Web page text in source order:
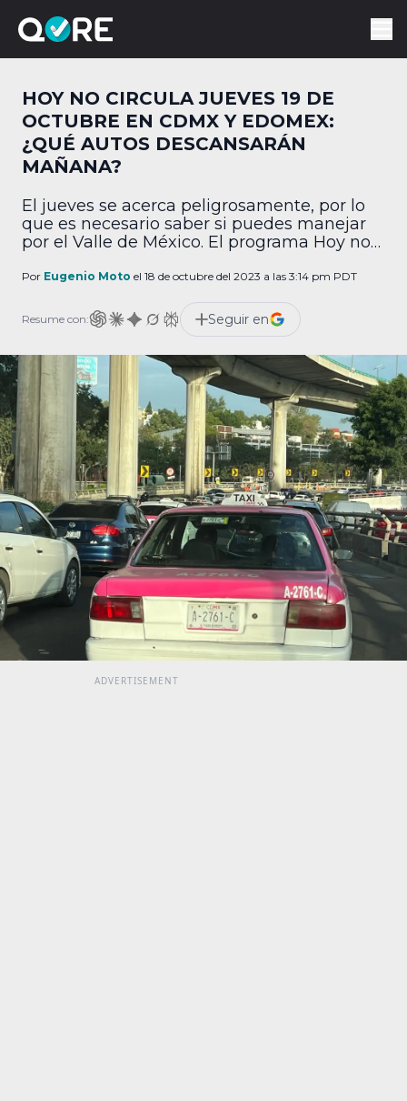
HOY NO CIRCULA JUEVES 19 DE
OCTUBRE EN CDMX Y EDOMEX:
¿QUÉ AUTOS DESCANSARÁN
MAÑANA?
El jueves se acerca peligrosamente, por lo
que es necesario saber si puedes manejar
por el Valle de México. El programa Hoy no
requiere que algunos coches se queden
dejamos toda la información. ¿Qué autos no
circulan mañana, 19 de octubre? Los […]
Por Eugenio Moto el 18 de octubre del 2023 a las 3:14 pm PDT
Resume con: Seguir en